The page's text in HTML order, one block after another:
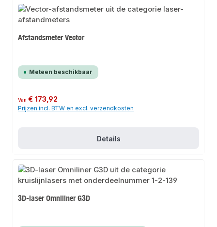
Afstandsmeter Vector
Meteen beschikbaar
Normale prijs:
Van€ 173,92
Prijzen incl. BTW en excl. verzendkosten
Details
3D-laser Omniliner G3D